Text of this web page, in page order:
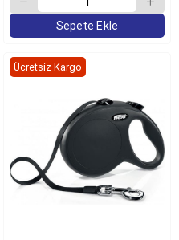
Sepete Ekle
Ücretsiz Kargo